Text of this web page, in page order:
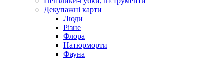
Декупажні карти
Люди
Різне
Флора
Натюрморти
Фауна